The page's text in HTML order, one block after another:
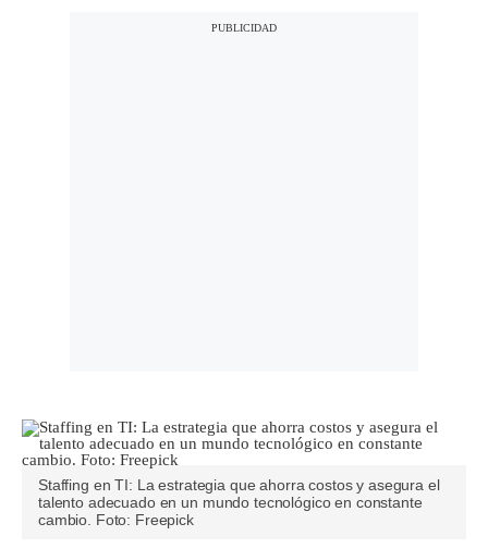
Staffing en TI: La estrategia que ahorra costos y asegura el
talento adecuado en un mundo tecnológico en constante
cambio. Foto: Freepick